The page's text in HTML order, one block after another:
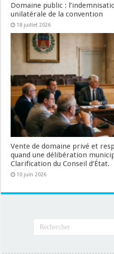
Domaine public :
unilatérale de la convention
18 juillet 2026
Vente de domaine privé et
quand une délibération
Clarification du Conseil d’État.
10 juin 2026